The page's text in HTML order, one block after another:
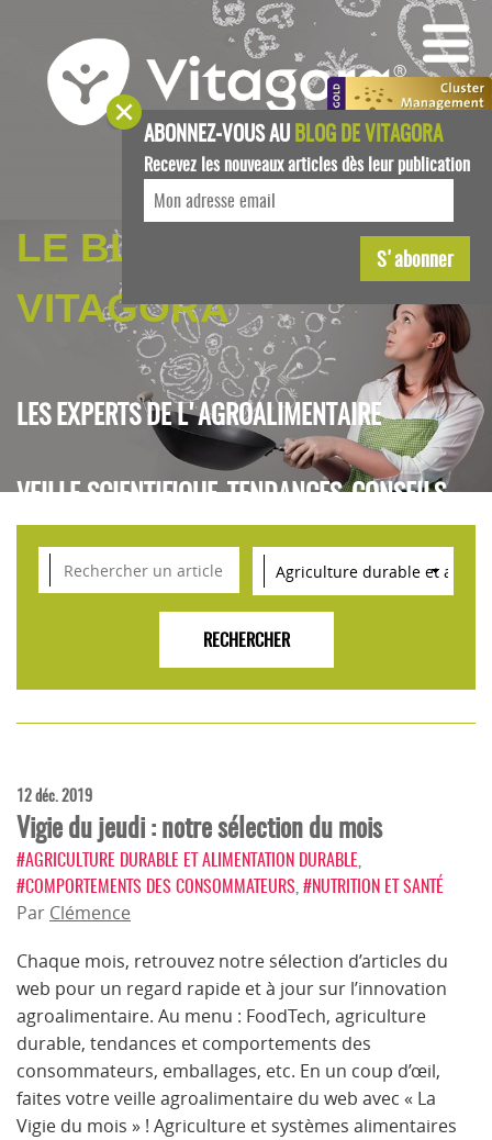
LE BLOG DE
VITAGORA
LES EXPERTS DE L'AGROALIMENTAIRE
VEILLE SCIENTIFIQUE, TENDANCES, CONSEILS
POUR L'INNOVATION AGROALIMENTAIRE
12 déc. 2019
Vigie du jeudi : notre sélection du mois
#AGRICULTURE DURABLE ET ALIMENTATION DURABLE
#COMPORTEMENTS DES CONSOMMATEURS #NUTRITION ET SANTÉ
Par Clémence
Chaque mois, retrouvez notre sélection d’articles du
web pour un regard rapide et à jour sur l’innovation
agroalimentaire. Au menu : FoodTech, agriculture
durable, tendances et comportements des
consommateurs, emballages, etc. En un coup d’œil,
faites votre veille agroalimentaire du web avec « La
Vigie du mois » ! Agriculture et systèmes alimentaires
ABONNEZ-VOUS AUBLOG DE VITAGORA
Recevez les nouveaux articles dès leur publication